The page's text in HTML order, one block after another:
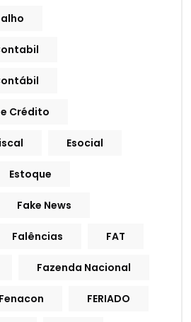
Crédito
Esocial
Estoque
Fake News
Falências FAT
Fazenda Nacional
Fenacon FERIADO